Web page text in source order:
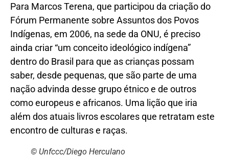
Para Marcos Terena, que participou da criação do
Fórum Permanente sobre Assuntos dos Povos
Indígenas, em 2006, na sede da ONU, é preciso
ainda criar “um conceito ideológico indígena”
dentro do Brasil para que as crianças possam
saber, desde pequenas, que são parte de uma
nação advinda desse grupo étnico e de outros
como europeus e africanos. Uma lição que iria
além dos atuais livros escolares que retratam este
encontro de culturas e raças.
© Unfccc/Diego Herculano